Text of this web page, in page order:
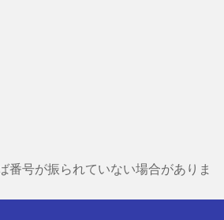
番号が振られていない場合がありま